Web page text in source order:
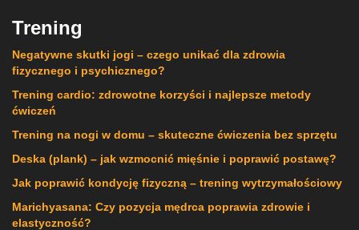
Trening
Negatywne skutki jogi – czego unikać dla zdrowia
fizycznego i psychicznego?
Trening cardio: zdrowotne korzyści i najlepsze metody
ćwiczeń
Trening na nogi w domu – skuteczne ćwiczenia bez sprzętu
Deska (plank) – jak wzmocnić mięśnie i poprawić postawę?
Jak poprawić kondycję fizyczną – trening wytrzymałościowy
Marichyasana: Czy pozycja mędrca poprawia zdrowie i
elastyczność?